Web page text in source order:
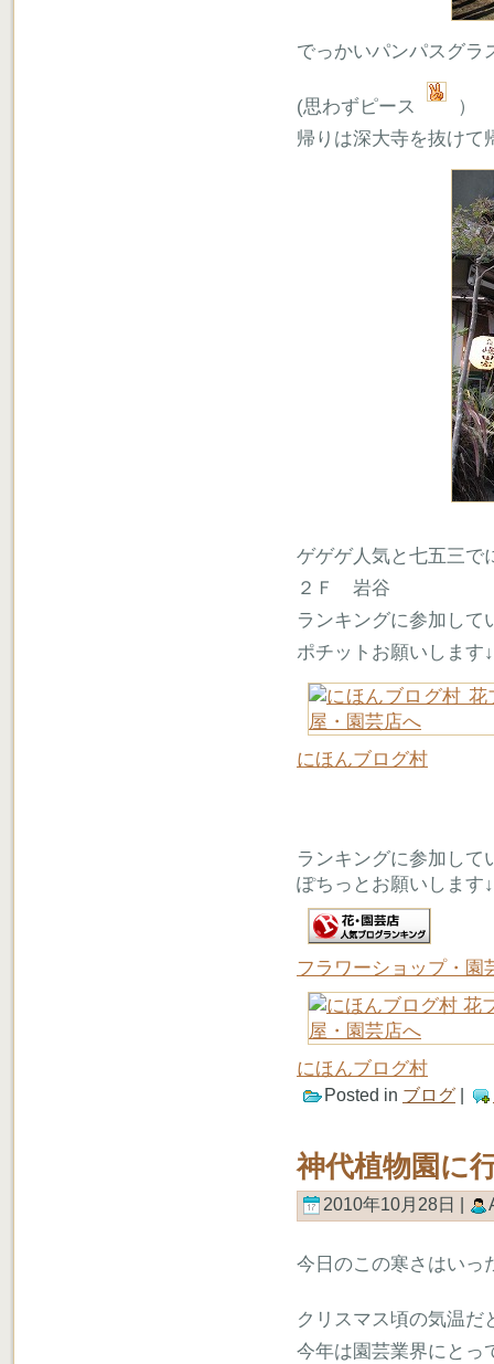
でっかいパンパスグラ
(思わずピース
）
帰りは深大寺を抜けて
ゲゲゲ人気と七五三で
２Ｆ 岩谷
ランキングに参加して
ポチットお願いします↓
にほんブログ村
ランキングに参加して
ぽちっとお願いします↓
フラワーショップ・園
にほんブログ村
Posted in ブログ
神代植物園に
2010年10月28日 |
今日のこの寒さはいっ
クリスマス頃の気温だ
今年は園芸業界にとっ